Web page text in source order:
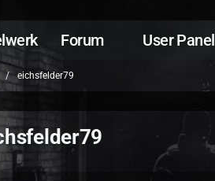
Forum User Panel
eichsfelder79